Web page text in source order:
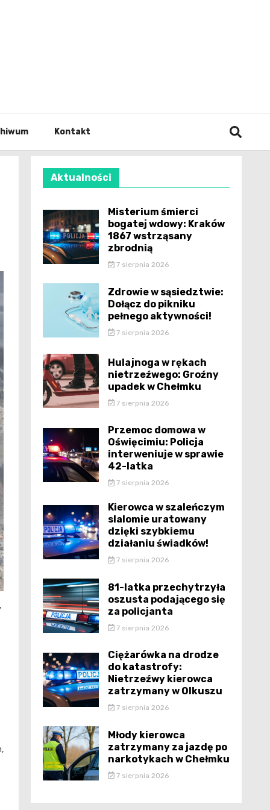
Kontakt
Aktualności
Misterium śmierci
bogatej wdowy: Kraków
1867 wstrząsany
zbrodnią
7 sierpnia 2026
Zdrowie w sąsiedztwie:
Dołącz do pikniku
pełnego aktywności!
7 sierpnia 2026
Hulajnoga w rękach
nietrzeźwego: Groźny
upadek w Chełmku
7 sierpnia 2026
Przemoc domowa w
Oświęcimiu: Policja
interweniuje w sprawie
42-latka
7 sierpnia 2026
Kierowca w szaleńczym
slalomie uratowany
dzięki szybkiemu
działaniu świadków!
7 sierpnia 2026
81-latka przechytrzyła
oszusta podającego się
za policjanta
7 sierpnia 2026
Ciężarówka na drodze
do katastrofy:
Nietrzeźwy kierowca
zatrzymany w Olkuszu
7 sierpnia 2026
Młody kierowca
zatrzymany za jazdę po
narkotykach w Chełmku
7 sierpnia 2026